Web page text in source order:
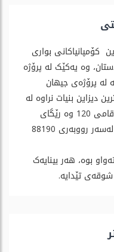
کۆمپانیاکانی بواری
وە یەکێک لە پرۆژە
لە پرۆژەی جیهان
دیزاین بنیات نراوە لە
شاری هەولێر کە دەکەوێتە سەر شەقامی 120 وە رێگای
کەرکوک، پێک دێت لە 1404شوقە کە لەسەر رووبەری 88190
بینایە کە 8 بینایە تەواو بوە، هەر بینایەک